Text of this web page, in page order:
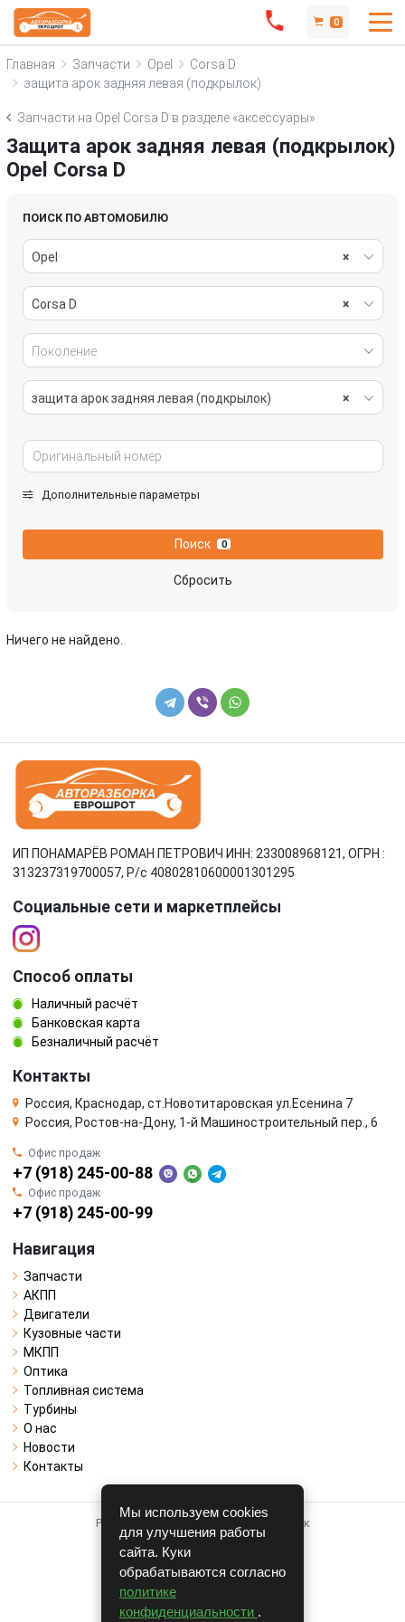
0
Главная Запчасти Opel
Corsa D
защита арок задняя левая (подкрылок)
Запчасти на Opel Corsa D в разделе «аксессуары»
Защита арок задняя левая (подкрылок)
Opel Corsa D
ПОИСК ПО АВТОМОБИЛЮ
×
Opel
×
Corsa D
Поколение
×
защита арок задняя левая (подкрылок)
Дополнительные параметры
Поиск 0
Сбросить
Ничего не найдено.
ИП ПОНАМАРЁВ РОМАН ПЕТРОВИЧ ИНН: 233008968121, ОГРН :
313237319700057, Р/c 40802810600001301295
Социальные сети и маркетплейсы
Способ оплаты
Наличный расчёт
Банковская карта
Безналичный расчёт
Контакты
Россия, Краснодар, ст.Новотитаровская ул.Есенина 7
Россия, Ростов-на-Дону, 1-й Машиностроительный пер., 6
Офис продаж
+7 (918) 245-00-88
Офис продаж
+7 (918) 245-00-99
Навигация
Запчасти
АКПП
Двигатели
Кузовные части
МКПП
Оптика
Топливная система
Турбины
О нас
Новости
Контакты
Работает на системе для авторазборок
CARRO.БИЗНЕС
Полная версия
© COPYRIGHT 2026 г.
v1.1.24
Мы используем cookies
для улучшения работы
сайта. Куки
обрабатываются согласно
политике
конфиденциальности .